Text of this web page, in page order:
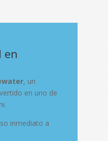
en
, un
en uno de
inmediato a